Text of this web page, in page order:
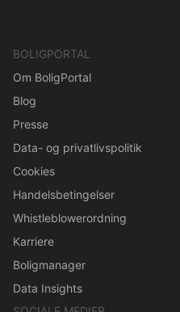
BOLIGPORTAL
Om BoligPortal
Blog
Presse
Data- og privatlivspolitik
Cookies
Handelsbetingelser
Whistleblowerordning
Karriere
Boligmanager
Data Insights